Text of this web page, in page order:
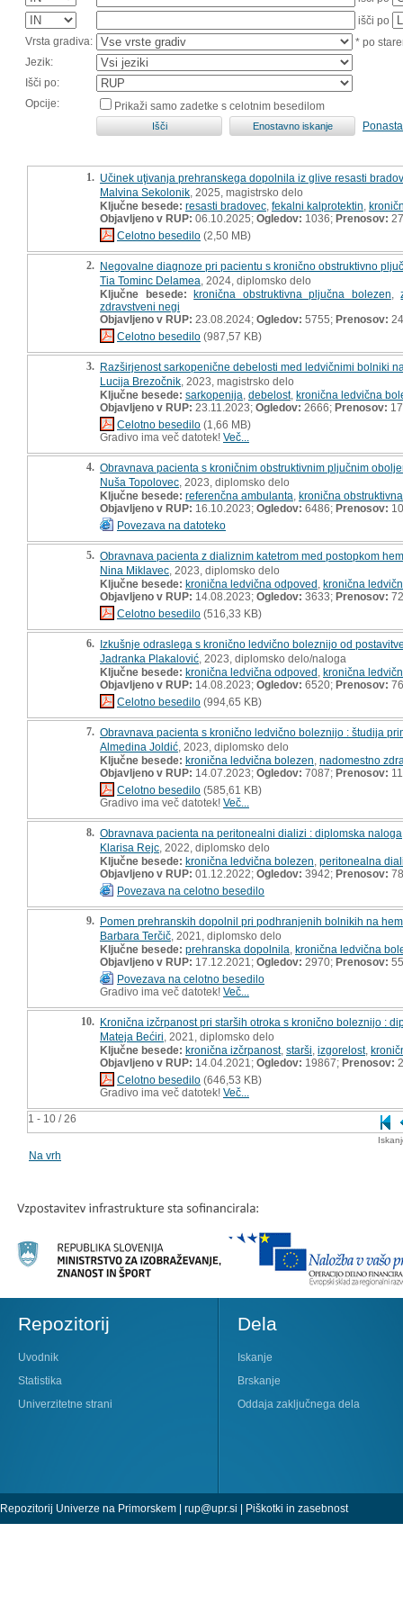
išči po
Vrsta gradiva:
* po
Jezik:
Išči po:
Opcije:
Prikaži samo zadetke s celotnim besedilom
1 - 10 / 26
1. Učinek uţivanja prehranskega dopolnila iz glive resasti
Malvina Sekolonik , 2025, magistrsko delo
Ključne besede: resasti bradovec fekalni kalprotektin
Objavljeno v RUP: 06.10.2025; Ogledov: 1036; Prenosov: 27
Celotno besedilo (2,50 MB)
2. Negovalne diagnoze pri pacientu s kronično obstruktivno
Tia Tominc Delamea , 2024, diplomsko delo
Ključne besede: kronična obstruktivna pljučna bolezen ,
zdravstveni negi
Objavljeno v RUP: 23.08.2024; Ogledov: 5755; Prenosov:
Celotno besedilo (987,57 KB)
3. Razširjenost sarkopenične debelosti med ledvičnimi bolniki
Lucija Brezočnik , 2023, magistrsko delo
Ključne besede: sarkopenija debelost, kronična ledvična
Objavljeno v RUP: 23.11.2023; Ogledov: 2666; Prenosov:
Celotno besedilo (1,66 MB)
Gradivo ima več datotek! Več...
4. Obravnava pacienta s kroničnim obstruktivnim pljučnim
Nuša Topolovec , 2023, diplomsko delo
Ključne besede: referenčna ambulanta kronična
Objavljeno v RUP: 16.10.2023; Ogledov: 6486; Prenosov:
Povezava na datoteko
5. Obravnava pacienta z dializnim katetrom med postopkom
Nina Miklavec , 2023, diplomsko delo
Ključne besede: kronična ledvična odpoved kronična
Objavljeno v RUP: 14.08.2023; Ogledov: 3633; Prenosov: 72
Celotno besedilo (516,33 KB)
6. Izkušnje odraslega s kronično ledvično boleznijo od
Jadranka Plakalović , 2023, diplomsko delo/naloga
Ključne besede: kronična ledvična odpoved kronična
Objavljeno v RUP: 14.08.2023; Ogledov: 6520; Prenosov: 76
Celotno besedilo (994,65 KB)
7. Obravnava pacienta s kronično ledvično boleznijo : študija
Almedina Joldić , 2023, diplomsko delo
Ključne besede: kronična ledvična bolezen nadomestno
Objavljeno v RUP: 14.07.2023; Ogledov: 7087; Prenosov:
Celotno besedilo (585,61 KB)
Gradivo ima več datotek! Več...
8. Obravnava pacienta na peritonealni dializi : diplomska naloga
Klarisa Rejc , 2022, diplomsko delo
Ključne besede: kronična ledvična bolezen peritonealna
Objavljeno v RUP: 01.12.2022; Ogledov: 3942; Prenosov: 78
Povezava na celotno besedilo
9. Pomen prehranskih dopolnil pri podhranjenih bolnikih na
Barbara Terčič , 2021, diplomsko delo
Ključne besede: prehranska dopolnila kronična ledvična
Objavljeno v RUP: 17.12.2021; Ogledov: 2970; Prenosov: 55
Povezava na celotno besedilo
Gradivo ima več datotek! Več...
10. Kronična izčrpanost pri starših otroka s kronično boleznijo :
Mateja Bećiri , 2021, diplomsko delo
Ključne besede: kronična izčrpanost, starši izgorelost,
Objavljeno v RUP: 14.04.2021; Ogledov: 19867; Prenosov:
Celotno besedilo (646,53 KB)
Gradivo ima več datotek! Več...
Na vrh
Repozitorij
Uvodnik
Statistika
Univerzitetne strani
Dela
Iskanje
Brskanje
Oddaja zaključnega dela
Repozitorij Univerze na Primorskem | rup@upr.si | Piškotki in zasebnost